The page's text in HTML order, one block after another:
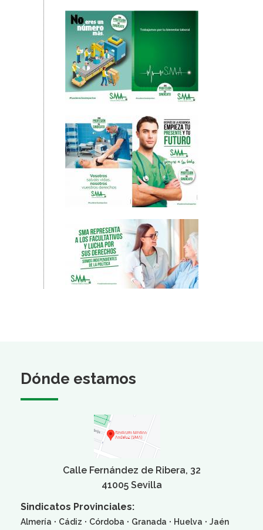
Dónde estamos
Calle Fernández de Ribera, 32
41005 Sevilla
Sindicatos Provinciales:
Almería · Cádiz · Córdoba · Granada · Huelva · Jaén